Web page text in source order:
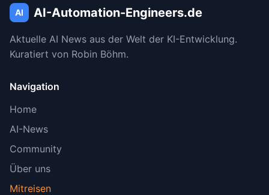
AI AI-Automation-Engineers.de
Aktuelle AI News aus der Welt der KI-Entwicklung.
Kuratiert von Robin Böhm.
Navigation
Home
AI-News
Community
Über uns
Mitreisen